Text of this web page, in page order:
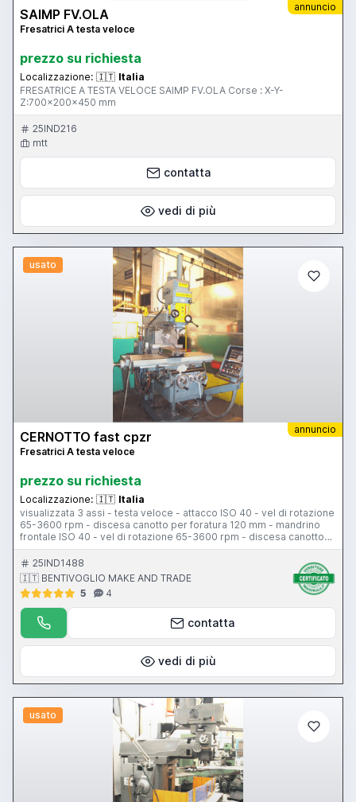
annuncio
SAIMP FV.OLA
Fresatrici A testa veloce
prezzo su richiesta
Localizzazione: 🇮🇹 Italia
FRESATRICE A TESTA VELOCE SAIMP FV.OLA Corse : X-Y-
Z:700x200x450 mm
25IND216
mtt
contatta
vedi di più
usato
annuncio
CERNOTTO fast cpzr
Fresatrici A testa veloce
prezzo su richiesta
Localizzazione: 🇮🇹 Italia
visualizzata 3 assi - testa veloce - attacco ISO 40 - vel di rotazione
65-3600 rpm - discesa canotto per foratura 120 mm - mandrino
frontale ISO 40 - vel di rotazione 65-3600 rpm - discesa canotto
per foratura 120 mm - mandrino frontale con attacco ISO 40 -
tavola 1400x350 mm - corsa asse X 700 mm - Y 300 mm - Z 500
mm - pensile di comando - protezione antinfortunistica
25IND1488
🇮🇹 BENTIVOGLIO MAKE AND TRADE
5
4
contatta
vedi di più
usato